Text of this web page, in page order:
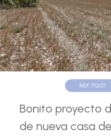
REF. F1207
Bonito proyecto
de nueva casa